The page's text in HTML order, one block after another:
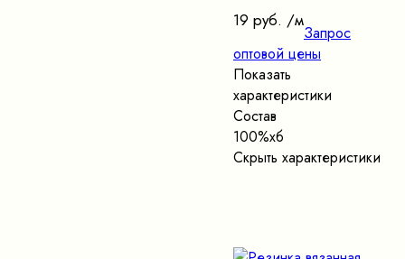
19 руб. /м
Запрос
оптовой цены
Показать
характеристики
Состав
100%хб
Скрыть характеристики